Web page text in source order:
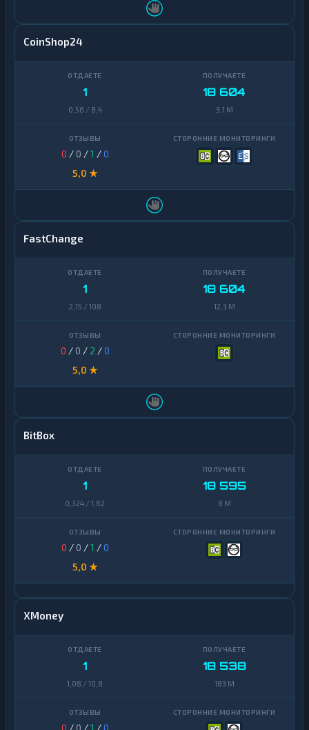
CoinShop24
1
0,56 / 8,4
18 604
3,1 M
0 / 0 /1 /0
5,0 ★
FastChange
1
2,15 / 108
18 604
12,3 M
0 / 0 / 2 /0
5,0 ★
BitBox
1
0,324 / 1,62
18 595
8 M
0 / 0 /1 /0
5,0 ★
XMoney
1
1,08 / 10,8
18 538
183 M
0 / 0 /1 /0